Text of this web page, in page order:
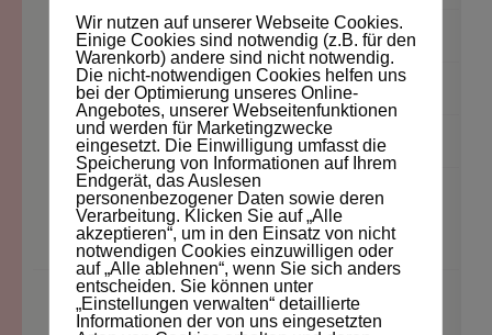
Timmi und das raschelnde Geschenkpapier
Frederike und der mutige Schlittenmoment
Frederike trifft den Nikolaus
Frederike und der verschwundene
Plätzchenausstecher
DIE LETZTEN KOMMENTARE
Wir nutzen auf unserer Webseite Cookies.
Einige Cookies sind notwendig (z.B. für den
Warenkorb) andere sind nicht notwendig.
Die nicht-notwendigen Cookies helfen uns
bei der Optimierung unseres Online-
Angebotes, unserer Webseitenfunktionen
und werden für Marketingzwecke
eingesetzt. Die Einwilligung umfasst die
Speicherung von Informationen auf Ihrem
Endgerät, das Auslesen
personenbezogener Daten sowie deren
Verarbeitung. Klicken Sie auf „Alle
akzeptieren“, um in den Einsatz von nicht
notwendigen Cookies einzuwilligen oder
auf „Alle ablehnen“, wenn Sie sich anders
entscheiden. Sie können unter
„Einstellungen verwalten“ detaillierte
Informationen der von uns eingesetzten